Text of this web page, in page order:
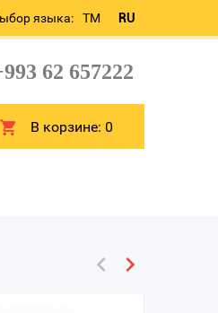
языка: TM RU
62 657222
В корзине:0